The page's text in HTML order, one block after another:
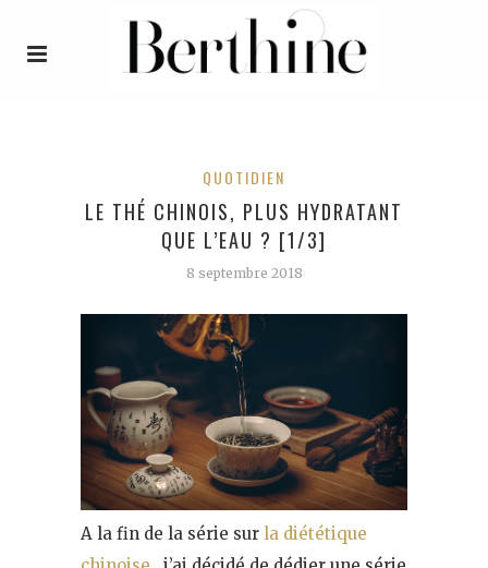
QUOTIDIEN
LE THÉ CHINOIS, PLUS HYDRATANT
QUE L’EAU ? [1/3]
8 septembre 2018
A la fin de la série sur la diététique